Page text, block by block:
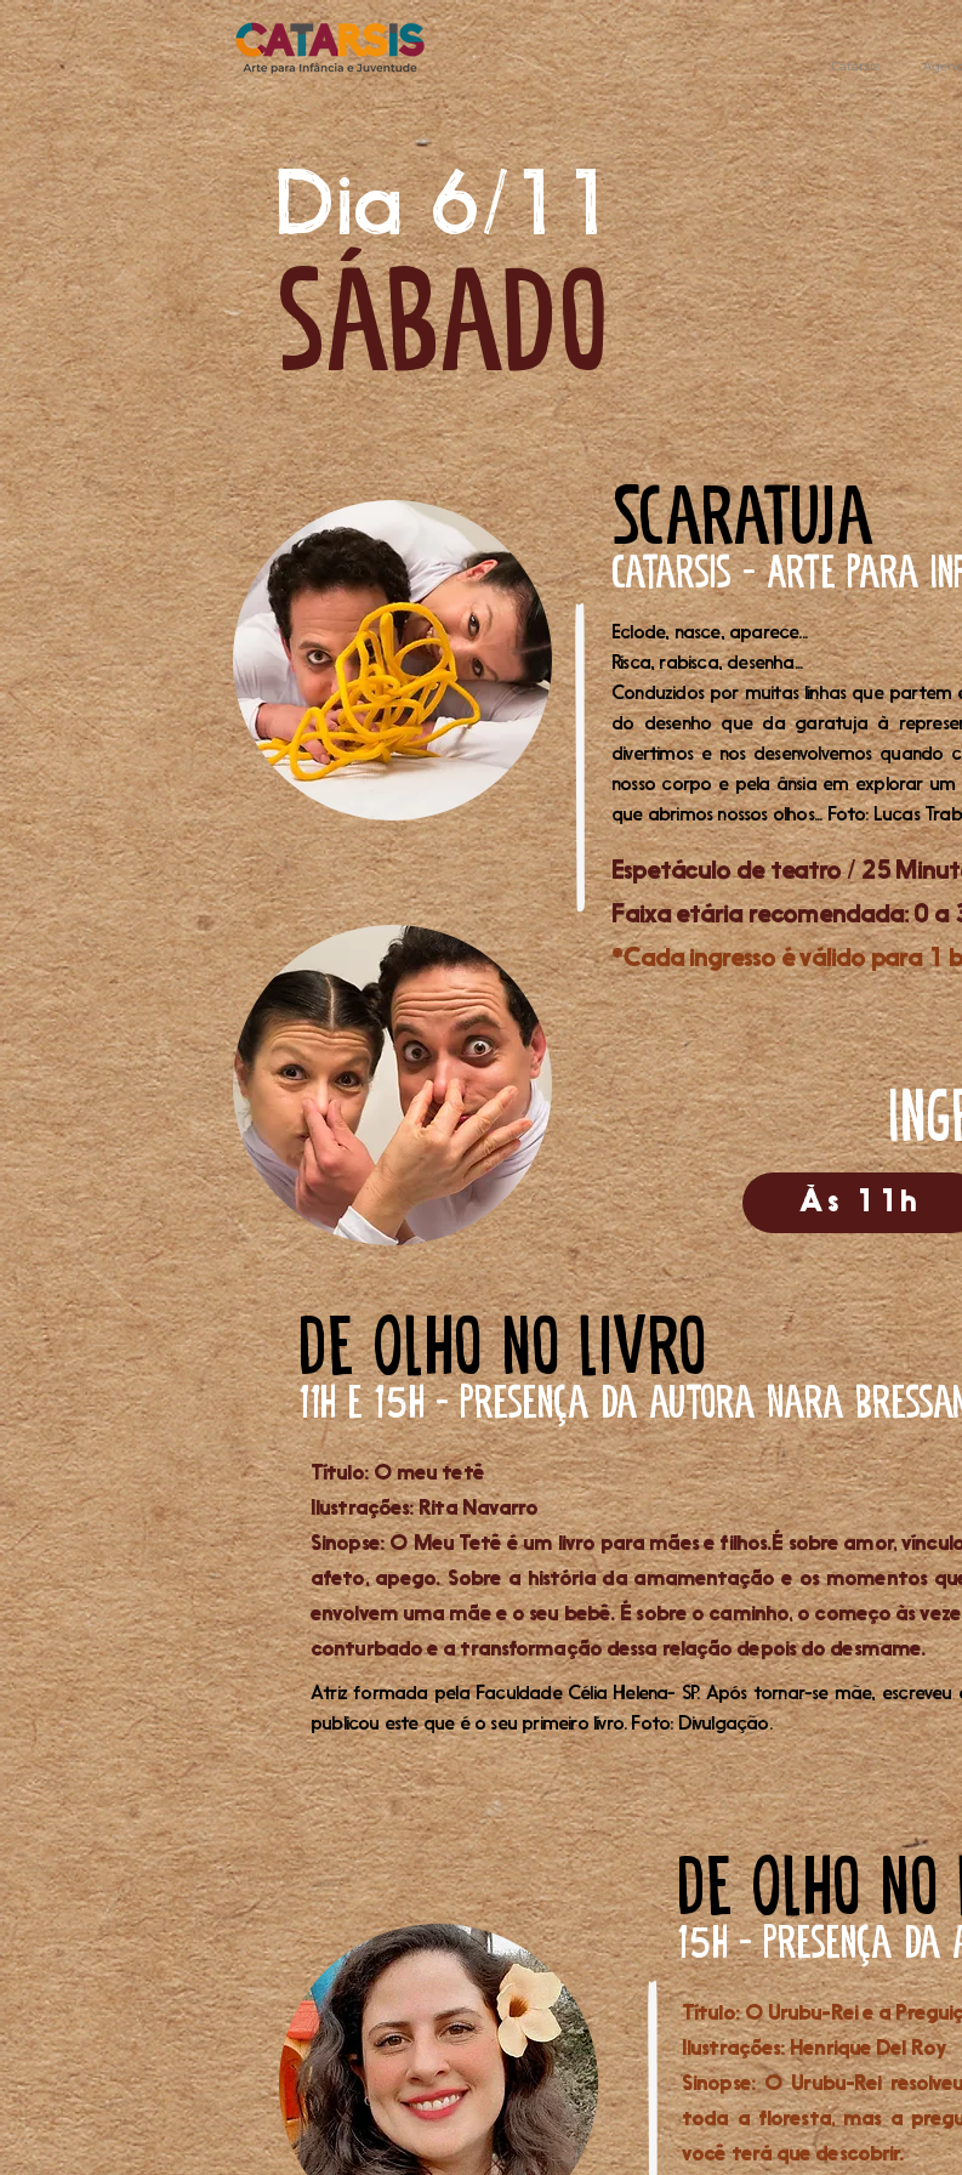
Catarsis
Dia 6/11
sábado
Scaratuja
Catarsis - Arte para
Às 11h
Eclode, nasce, aparece...
Risca, rabisca, desenha...
Conduzidos por muitas linhas que partem
do desenho que da garatuja à
divertimos e nos desenvolvemos quando
nosso corpo e pela ânsia em explorar
que abrimos nossos olhos... Foto: Lucas
Espetáculo de teatro / 25
Faixa etária recomendada: 0 a
*Cada ingresso é válido para 1
De Olho no livro
11h e 15h - Presença da autora Nara
Título: O meu tetê
Ilustrações: Rita Navarro
Sinopse: O Meu Tetê é um livro para mães e filhos.É sobre amor,
afeto, apego. Sobre a história da amamentação e os momentos
envolvem uma mãe e o seu bebê. É sobre o caminho, o começo às
conturbado e a transformação dessa relação depois do desmame.
Atriz formada pela Faculdade Célia Helena- SP. Após tornar-se mãe, escreveu
publicou este que é o seu primeiro livro. Foto: Divulgação.
De Olho
15h - Presença
Título: O Urubu-Rei e a
Ilustrações: Henrique Del Roy
Sinopse: O Urubu-Rei
toda a floresta, mas a
você terá que descobrir.